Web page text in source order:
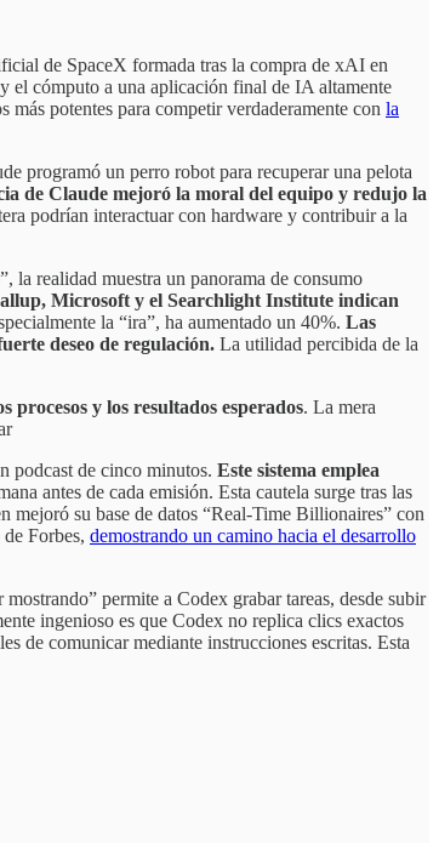
de SpaceX formada tras la compra de xAI en
el cómputo a una aplicación final de IA altamente
potentes para competir verdaderamente con la
programó un perro robot para recuperar una pelota
de Claude mejoró la moral del equipo y redujo la
podrían interactuar con hardware y contribuir a la
la realidad muestra un panorama de consumo
Microsoft y el Searchlight Institute indican
la “ira”, ha aumentado un 40%. Las
deseo de regulación. La utilidad percibida de la
procesos y los resultados esperados. La mera
podcast de cinco minutos. Este sistema emplea
antes de cada emisión. Esta cautela surge tras las
mejoró su base de datos “Real-Time Billionaires” con
Forbes, demostrando un camino hacia el desarrollo
permite a Codex grabar tareas, desde subir
ingenioso es que Codex no replica clics exactos
de comunicar mediante instrucciones escritas. Esta